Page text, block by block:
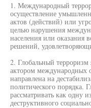
1. Международный
осуществление
актов (действий) или
целью нарушения
населения или оказания
решений,
2. Глобальный
актором международных
направлена на
политического порядка.
рассматривать как одну
деструктивного